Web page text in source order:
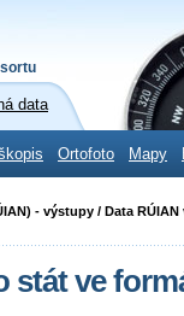
data
Ortofoto Mapy
- výstupy / Data RÚIAN
stát ve